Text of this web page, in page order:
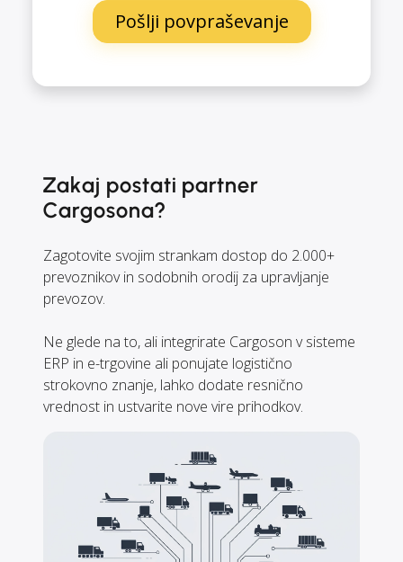
Zakaj postati partner
Cargosona?
Zagotovite svojim strankam dostop do 2.000+
prevoznikov in sodobnih orodij za upravljanje
prevozov.
Ne glede na to, ali integrirate Cargoson v sisteme
ERP in e-trgovine ali ponujate logistično
strokovno znanje, lahko dodate resnično
vrednost in ustvarite nove vire prihodkov.